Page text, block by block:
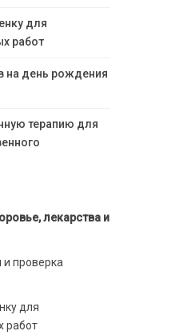
для
работ
на день рождения
терапию для
лекарства и
проверка
для
работ